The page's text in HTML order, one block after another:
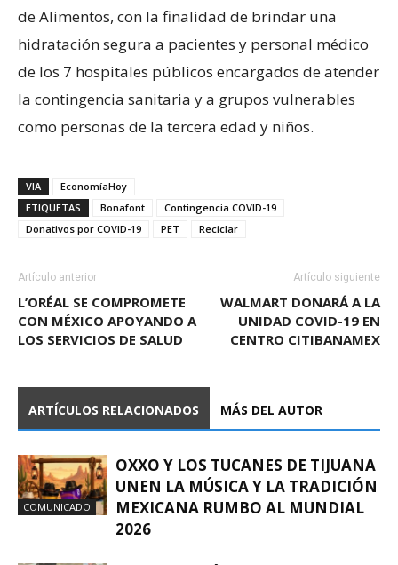
de Alimentos, con la finalidad de brindar una
hidratación segura a pacientes y personal médico
de los 7 hospitales públicos encargados de atender
la contingencia sanitaria y a grupos vulnerables
como personas de la tercera edad y niños.
VIA
EconomíaHoy
ETIQUETAS
Bonafont
Contingencia COVID-19
Donativos por COVID-19
PET Reciclar
Artículo anterior
L’ORÉAL SE COMPROMETE
CON MÉXICO APOYANDO A
LOS SERVICIOS DE SALUD
Artículo siguiente
WALMART DONARÁ A LA
UNIDAD COVID-19 EN
CENTRO CITIBANAMEX
ARTÍCULOS RELACIONADOS MÁS DEL AUTOR
COMUNICADO
OXXO Y LOS TUCANES DE TIJUANA
UNEN LA MÚSICA Y LA TRADICIÓN
MEXICANA RUMBO AL MUNDIAL
2026